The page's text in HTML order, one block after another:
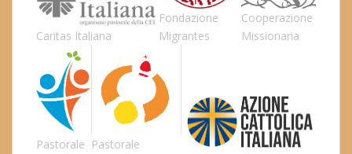
Caritas Italiana
Fondazione
Migrantes
Cooperazione
Missionaria
Pastorale Pastorale